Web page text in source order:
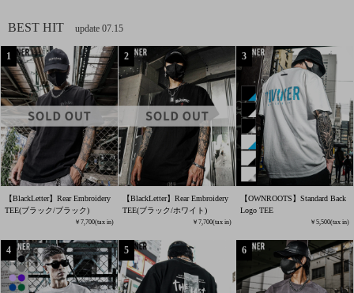
BEST HIT update 07.15
【BlackLetter】Rear Embroidery
TEE(ブラック/ブラック)
7,700
【BlackLetter】Rear Embroidery
TEE(ブラック/ホワイト)
7,700
【OWNROOTS】Standard Back
Logo TEE
5,500